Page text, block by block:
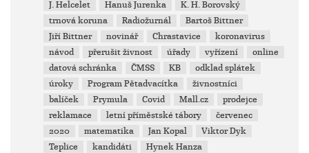
J. Helcelet
Hanuš Jurenka
K. H. Borovský
trnová koruna
Radiožurnál
Bartoš Bittner
Jiří Bittner
novinář Chrastavice
koronavirus
návod
přerušit živnost úřady vyřízení
online
datová schránka
ČMSS KB
odklad splátek
úroky
Program Pětadvacítka
živnostníci
balíček
Prymula Covid Mall.cz
prodejce
reklamace
letní příměstské tábory
červenec
2020
matematika Jan Kopal
Viktor Dyk
Teplice
kandidáti
Hynek Hanza